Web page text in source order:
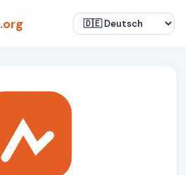
.org